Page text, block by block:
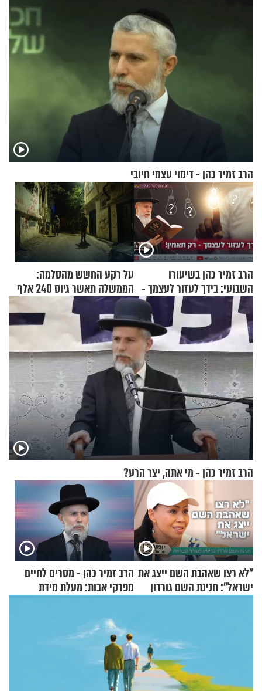
הרב זמיר כהן - דימוי עצמי חיובי
הרב זמיר כהן בשיעורו
השבועי: בידך לעזור לעצמך -
רק תאמין
על רקע החשש מהסלמה:
הממשלה תאשר גיוס 240 אלף
אנשי מילואים
הרב זמיר כהן - מי אתה, יצר הרע?
"לא רצו שאהבת השם ייצג את
ישראל": חנינת השם גורדון
הרב זמיר כהן - מסרים לחיים
מפרקי אבות: מעלת מידת